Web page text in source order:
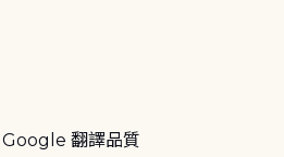
Google 翻譯品質